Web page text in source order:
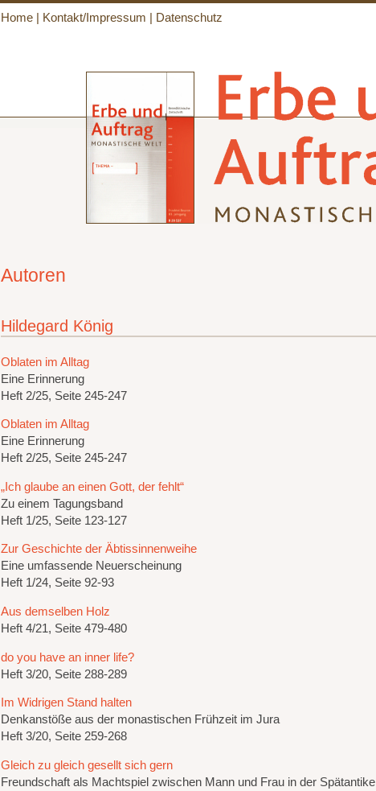
Home| Kontakt/Impressum Datenschutz
Autoren
Hildegard König
Oblaten im Alltag
Eine Erinnerung
Heft 2/25, Seite 245-247
Oblaten im Alltag
Eine Erinnerung
Heft 2/25, Seite 245-247
„Ich glaube an einen Gott, der fehlt“
Zu einem Tagungsband
Heft 1/25, Seite 123-127
Zur Geschichte der Äbtissinnenweihe
Eine umfassende Neuerscheinung
Heft 1/24, Seite 92-93
Aus demselben Holz
Heft 4/21, Seite 479-480
do you have an inner life?
Heft 3/20, Seite 288-289
Im Widrigen Stand halten
Denkanstöße aus der monastischen Frühzeit im Jura
Heft 3/20, Seite 259-268
Gleich zu gleich gesellt sich gern
Freundschaft als Machtspiel zwischen Mann und Frau in der Spätantike